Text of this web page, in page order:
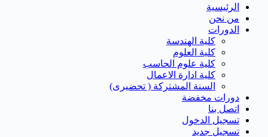
الرئيسية
من نحن
الدورات
كلية الهندسة
كلية العلوم
كلية علوم الحاسب
كلية ادارة الاعمال
السنة المشتركة ( تحضيرى)
دورات مخفضة
اتصل بنا
تسجيل الدخول
تسجيل جديد